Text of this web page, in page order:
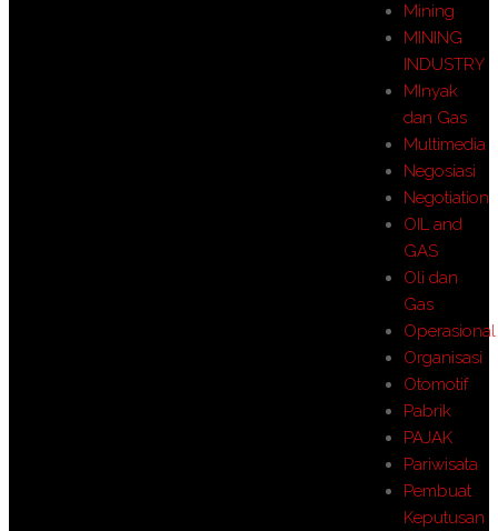
Mining
MINING
INDUSTRY
MInyak
dan Gas
Multimedia
Negosiasi
Negotiation
OIL and
GAS
Oli dan
Gas
Operasional
Organisasi
Otomotif
Pabrik
PAJAK
Pariwisata
Pembuat
Keputusan